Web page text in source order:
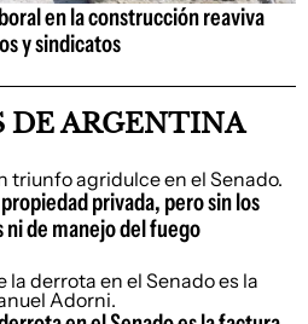
en la construcción reaviva
y sindicatos
DE ARGENTINA
privada, pero sin los
de manejo del fuego